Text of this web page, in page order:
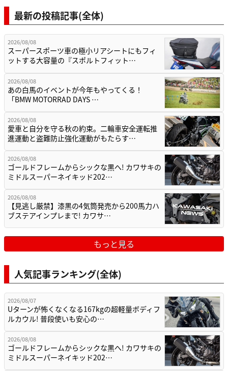
最新の投稿記事(全体)
2026/08/08
スーパースポーツ車の極小リアシートにもフィ
ットする大容量の『スポルトフィット…
2026/08/08
あの白馬のイベントが今年もやってくる！
「BMW MOTORRAD DAYS …
2026/08/08
愛車と自分を守る秋の約束。二輪車安全運転推
進運動と盗難防止強化運動がもたらす…
2026/08/08
ゴールドフレームからシックな黒へ! カワサキの
ミドルスーパーネイキッド202…
2026/08/08
【見逃し厳禁】漆黒の4気筒発売から200馬力ハ
ブステアインプレまで! カワサ…
もっと見る
人気記事ランキング(全体)
2026/08/07
Uターンが怖くなくなる167kgの超軽量ボディフ
ルカウル! 普段使いも安心の…
2026/08/08
ゴールドフレームからシックな黒へ! カワサキの
ミドルスーパーネイキッド202…